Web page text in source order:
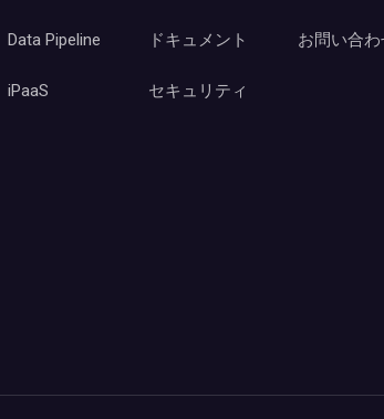
Data Pipeline
iPaaS
ドキュメント
セキュリティ
お問い合わ